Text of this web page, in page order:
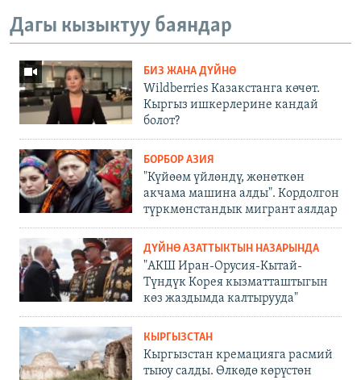
Дагы кызыктуу баяндар
БИЗ ЖАНА ДҮЙНӨ
Wildberries Казакстанга көчөт.
Кыргыз ишкерлерине кандай
болот?
БОРБОР АЗИЯ
"Күйөөм үйлөндү, жөнөткөн
акчама машина алды". Кордолгон
түркмөнстандык мигрант аялдар
ДҮЙНӨ АЗАТТЫКТЫН НАЗАРЫНДА
"АКШ Иран-Орусия-Кытай-
Түндүк Корея кызматташтыгын
көз жаздымда калтырууда"
КЫРГЫЗСТАН
Кыргызстан кремацияга расмий
тыюу салды. Өлкөдө көрүстөн